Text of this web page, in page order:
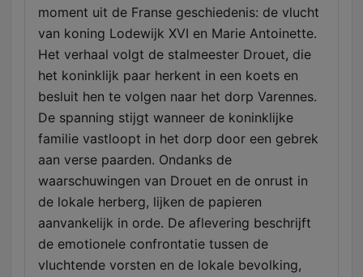
moment uit de Franse geschiedenis: de vlucht
van koning Lodewijk XVI en Marie Antoinette.
Het verhaal volgt de stalmeester Drouet, die
het koninklijk paar herkent in een koets en
besluit hen te volgen naar het dorp Varennes.
De spanning stijgt wanneer de koninklijke
familie vastloopt in het dorp door een gebrek
aan verse paarden. Ondanks de
waarschuwingen van Drouet en de onrust in
de lokale herberg, lijken de papieren
aanvankelijk in orde. De aflevering beschrijft
de emotionele confrontatie tussen de
vluchtende vorsten en de lokale bevolking,